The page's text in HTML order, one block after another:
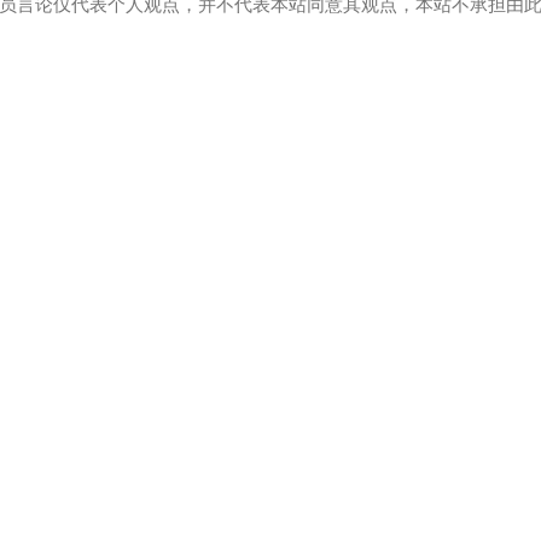
言论仅代表个人观点，并不代表本站同意其观点，本站不承担由此